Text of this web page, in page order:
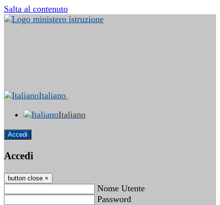
Salta al contenuto
Italiano
Italiano
Accedi
Accedi
button close ×
Nome Utente
Password